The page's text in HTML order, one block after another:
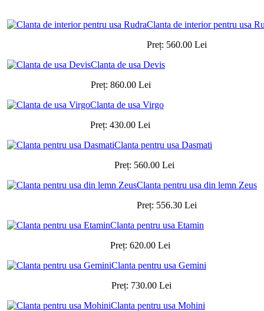
Clanta de interior pentru usa
Preț: 560.00 Lei
Clanta de usa Devis
Preț: 860.00 Lei
Clanta de usa Virgo
Preț: 430.00 Lei
Clanta pentru usa Dasmati
Preț: 560.00 Lei
Clanta pentru usa din lemn Zeus
Preț: 556.30 Lei
Clanta pentru usa Etamin
Preț: 620.00 Lei
Clanta pentru usa Gemini
Preț: 730.00 Lei
Clanta pentru usa Mohini